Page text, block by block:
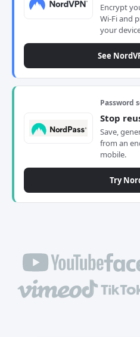
Encrypt
Wi-Fi and
your
See
Password
Stop
Save,
from an
mobile.
Try